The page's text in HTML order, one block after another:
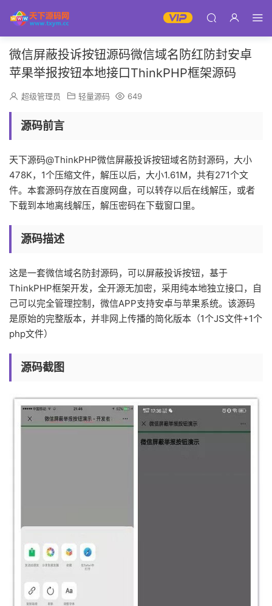
微信屏蔽投诉按钮源码微信域名防红防封安卓
苹果举报按钮本地接口ThinkPHP框架源码
超级管理员 轻量源码 649
源码前言
天下源码@ThinkPHP微信屏蔽投诉按钮域名防封源码，大小
478K，1个压缩文件，解压以后，大小1.61M，共有271个文
件。本套源码存放在百度网盘，可以转存以后在线解压，或者
下载到本地离线解压，解压密码在下载窗口里。
源码描述
这是一套微信域名防封源码，可以屏蔽投诉按钮，基于
ThinkPHP框架开发，全开源无加密，采用纯本地独立接口，自
己可以完全管理控制，微信APP支持安卓与苹果系统。该源码
是原始的完整版本，并非网上传播的简化版本（1个JS文件+1个
php文件）
源码截图